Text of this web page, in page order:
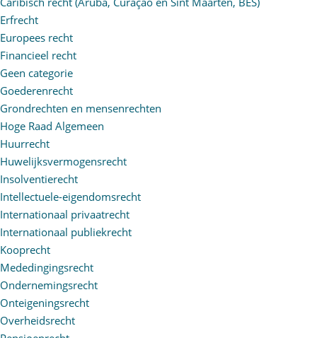
Erfrecht
Europees recht
Financieel recht
Geen categorie
Goederenrecht
Grondrechten en mensenrechten
Hoge Raad Algemeen
Huurrecht
Huwelijksvermogensrecht
Insolventierecht
Intellectuele-eigendomsrecht
Internationaal privaatrecht
Internationaal publiekrecht
Kooprecht
Mededingingsrecht
Ondernemingsrecht
Onteigeningsrecht
Overheidsrecht